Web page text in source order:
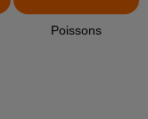
Poissons